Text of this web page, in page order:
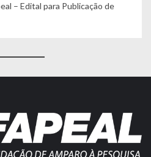
– Edital para Publicação de